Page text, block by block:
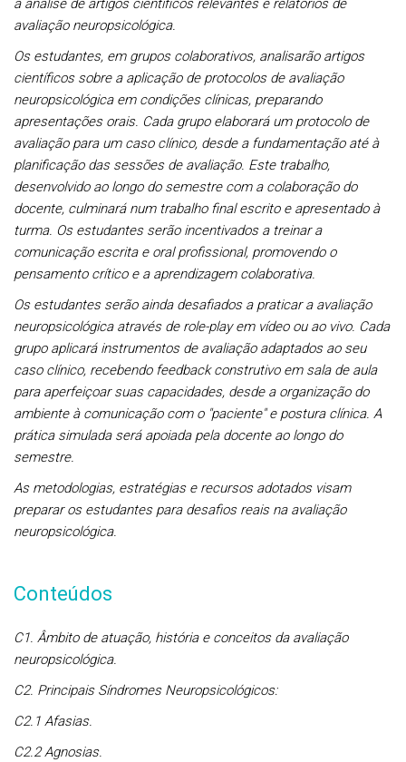
a análise de artigos científicos relevantes e relatórios de
avaliação neuropsicológica.
Os estudantes, em grupos colaborativos, analisarão artigos
científicos sobre a aplicação de protocolos de avaliação
neuropsicológica em condições clínicas, preparando
apresentações orais. Cada grupo elaborará um protocolo de
avaliação para um caso clínico, desde a fundamentação até à
planificação das sessões de avaliação. Este trabalho,
desenvolvido ao longo do semestre com a colaboração do
docente, culminará num trabalho final escrito e apresentado à
turma. Os estudantes serão incentivados a treinar a
comunicação escrita e oral profissional, promovendo o
pensamento crítico e a aprendizagem colaborativa.
Os estudantes serão ainda desafiados a praticar a avaliação
neuropsicológica através de role-play em vídeo ou ao vivo. Cada
grupo aplicará instrumentos de avaliação adaptados ao seu
caso clínico, recebendo feedback construtivo em sala de aula
para aperfeiçoar suas capacidades, desde a organização do
ambiente à comunicação com o "paciente" e postura clínica. A
prática simulada será apoiada pela docente ao longo do
semestre.
As metodologias, estratégias e recursos adotados visam
preparar os estudantes para desafios reais na avaliação
neuropsicológica.
Conteúdos
C1. Âmbito de atuação, história e conceitos da avaliação
neuropsicológica.
C2. Principais Síndromes Neuropsicológicos:
C2.1 Afasias.
C2.2 Agnosias.